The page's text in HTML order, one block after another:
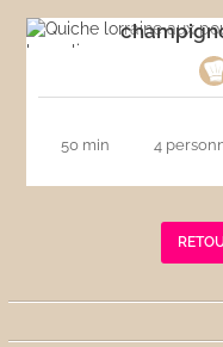
50 min 4